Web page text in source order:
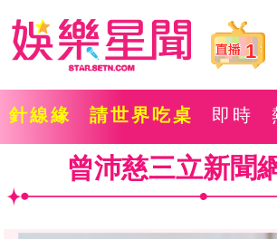
1
針線緣 請世界吃桌 即時
曾沛慈三立新聞